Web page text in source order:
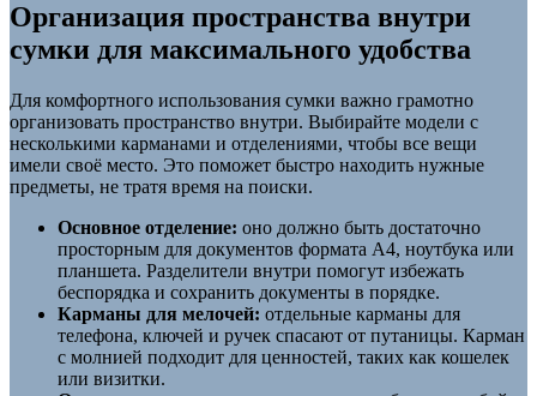
Организация пространства внутри
сумки для максимального удобства
Для комфортного использования сумки важно грамотно
организовать пространство внутри. Выбирайте модели с
несколькими карманами и отделениями, чтобы все вещи
имели своё место. Это поможет быстро находить нужные
предметы, не тратя время на поиски.
Основное отделение: оно должно быть достаточно
просторным для документов формата А4, ноутбука или
планшета. Разделители внутри помогут избежать
беспорядка и сохранить документы в порядке.
Карманы для мелочей: отдельные карманы для
телефона, ключей и ручек спасают от путаницы. Карман
с молнией подходит для ценностей, таких как кошелек
или визитки.